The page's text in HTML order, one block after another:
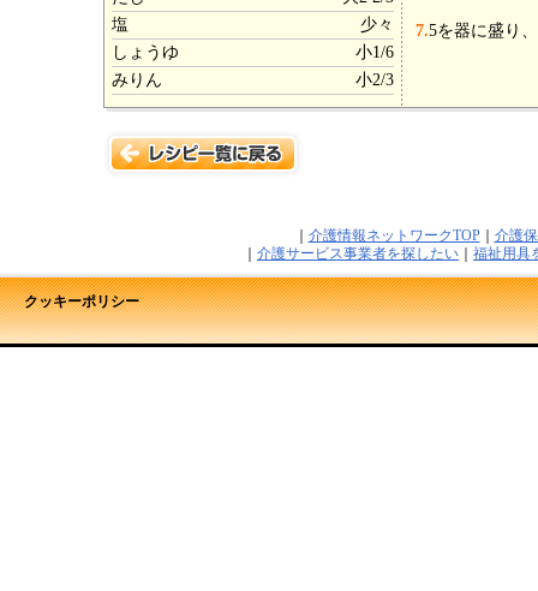
塩
少々
しょうゆ
小1/6
みりん
小2/3
7.5を器に盛り
介護情報ネットワークTOP｜ 介護
介護サービス事業者を探したい 福祉用具
クッキーポリシー